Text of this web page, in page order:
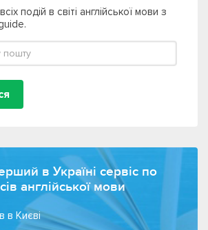
подій в світі англійської мови з
в Україні сервіс по
англійської мови
в Києві